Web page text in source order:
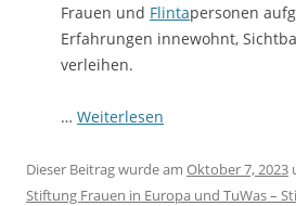
Frauen und Flintapersonen
Erfahrungen innewohnt,
verleihen.
… Weiterlesen
Dieser Beitrag wurde am Oktober 7, 2023
Stiftung Frauen in Europa und TuWas –